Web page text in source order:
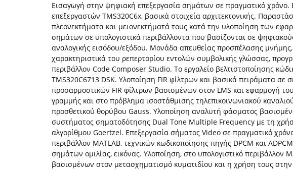
Εισαγωγή στην ψηφιακή επεξεργασία σημάτων σε πραγματικό χρόνο.
επεξεργαστών TMS320C6x, βασικά στοιχεία αρχιτεκτονικής.
πλεονεκτήματα και μειονεκτήματά τους κατά την υλοποίηση των
σημάτων σε υπολογιστικά περιβάλλοντα που βασίζονται σε
αναλογικής εισόδου/εξόδου. Μονάδα απευθείας προσπέλασης
χαρακτηριστικά του ρεπερτορίου εντολών συμβολικής γλώσσας,
περιβάλλον Code Composer Studio. Το εργαλείο βελτιστοποίησης
TMS320C6713 DSK. Υλοποίηση FIR φίλτρων και βασικά πειράματα
προσαρμοστικών FIR φίλτρων βασισμένων στον LMS και εφαρμογή
γραμμής και στο πρόβλημα ισοστάθμισης τηλεπικοινωνιακού
προσθετικού θορύβου Gauss. Υλοποίηση αναλυτή φάσματος
συστήματος σηματοδότησης Dual Τone Μultiple Frequency με τη
αλγορίθμου Goertzel. Επεξεργασία σήματος Video σε πραγματικό
περιβάλλον MATLAB, τεχνικών κωδικοποίησης πηγής DPCM και
σημάτων ομιλίας, εικόνας. Υλοποίηση, στο υπολογιστικό περιβάλλον
βασισμένων στον μετασχηματισμό κυματιδίου και η χρήση τους